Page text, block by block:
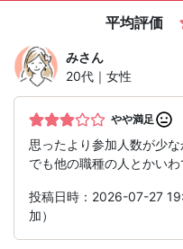
平均評価
みさん
20代｜女性
やや満足
思ったより参加人数が少な
でも他の職種の人とかい
投稿日時：2026-07-27
加）